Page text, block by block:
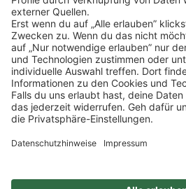
Klickehier, um alle offenen Jobs
Impressum Datenschutz
FAQ
Veranstaltungen
Sitemap